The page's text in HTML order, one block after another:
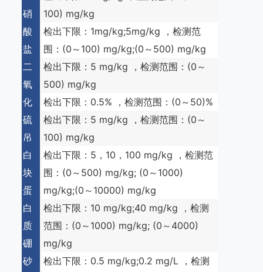
硝
酸
盐
二
氧
化
硫
吊
白
块
蛋
白
质
硼
砂
100) mg/kg
检出下限：1mg/kg;5mg/kg ，检测范
围：(0～100) mg/kg;(0～500) mg/kg
检出下限：5 mg/kg ，检测范围：(0～
500) mg/kg
检出下限：0.5% ，检测范围：(0～50)%
检出下限：5 mg/kg ，检测范围：(0～
100) mg/kg
检出下限：5，10，100 mg/kg ，检测范
围：(0～500) mg/kg; (0～1000)
mg/kg;(0～10000) mg/kg
检出下限：10 mg/kg;40 mg/kg ，检测
范围：(0～1000) mg/kg; (0～4000)
mg/kg
检出下限：0.5 mg/kg;0.2 mg/L ，检测